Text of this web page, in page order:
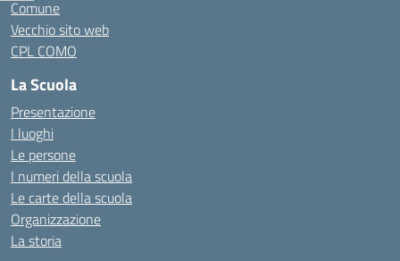
Comune
Vecchio sito web
CPL COMO
La Scuola
Presentazione
I luoghi
Le persone
I numeri della scuola
Le carte della scuola
Organizzazione
La storia